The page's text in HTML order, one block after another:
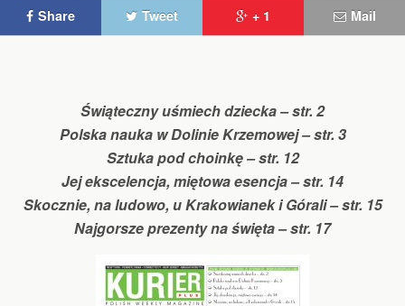
Share Tweet + 1 Mail
Świąteczny uśmiech dziecka – str. 2
Polska nauka w Dolinie Krzemowej – str. 3
Sztuka pod choinkę – str. 12
Jej ekscelencja, miętowa esencja – str. 14
Skocznie, na ludowo, u Krakowianek i Górali – str. 15
Najgorsze prezenty na święta – str. 17